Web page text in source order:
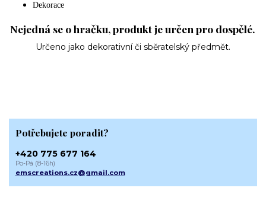
Dekorace
Nejedná se o hračku, produkt je určen pro dospělé.
Určeno jako dekorativní či sběratelský předmět.
Potřebujete poradit?
+420 775 677 164
Po-Pá (8-16h)
emscreations.cz@gmail.com